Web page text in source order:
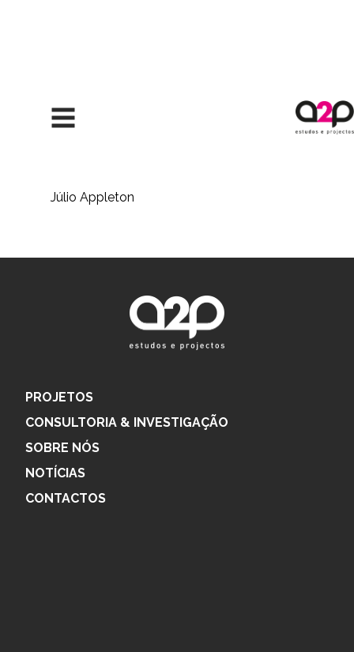
Júlio Appleton
PROJETOS
CONSULTORIA & INVESTIGAÇÃO
SOBRE NÓS
NOTÍCIAS
CONTACTOS